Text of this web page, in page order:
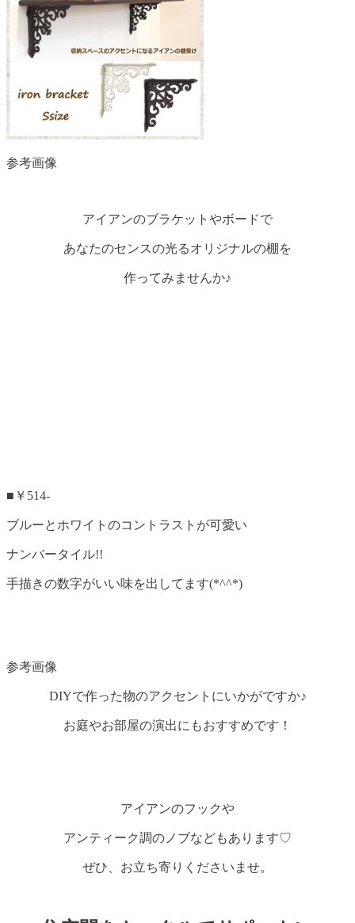
参考画像
アイアンのブラケットやボードで
あなたのセンスの光るオリジナルの棚を
作ってみませんか♪
■￥514-
ブルーとホワイトのコントラストが可愛い
ナンバータイル!!
手描きの数字がいい味を出してます(*^^*)
参考画像
DIYで作った物のアクセントにいかがですか♪
お庭やお部屋の演出にもおすすめです！
アイアンのフックや
アンティーク調のノブなどもあります♡
ぜひ、お立ち寄りくださいませ。